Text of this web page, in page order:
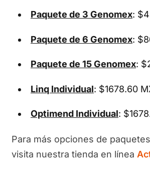
Paquete de 3 Genomex:
Paquete de 6 Genomex:
Paquete de 15 Genomex:
Linq Individual: $1678.60
Optimend Individual:
Para más opciones de
visita nuestra tienda en línea